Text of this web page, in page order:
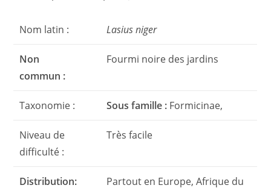
Nom latin : Lasius niger
Non
commun :
Fourmi noire des jardins
Taxonomie : Sous famille : Formicinae,
Niveau de
difficulté :
Très facile
Distribution:
Partout en Europe, Afrique du